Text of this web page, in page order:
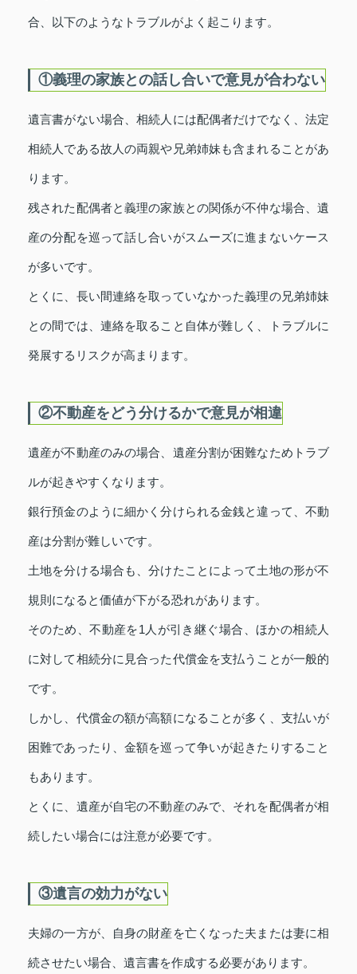
合、以下のようなトラブルがよく起こります。
①義理の家族との話し合いで意見が合わない
遺言書がない場合、相続人には配偶者だけでなく、法定
相続人である故人の両親や兄弟姉妹も含まれることがあ
ります。
残された配偶者と義理の家族との関係が不仲な場合、遺
産の分配を巡って話し合いがスムーズに進まないケース
が多いです。
とくに、長い間連絡を取っていなかった義理の兄弟姉妹
との間では、連絡を取ること自体が難しく、トラブルに
発展するリスクが高まります。
②不動産をどう分けるかで意見が相違
遺産が不動産のみの場合、遺産分割が困難なためトラブ
ルが起きやすくなります。
銀行預金のように細かく分けられる金銭と違って、不動
産は分割が難しいです。
土地を分ける場合も、分けたことによって土地の形が不
規則になると価値が下がる恐れがあります。
そのため、不動産を1人が引き継ぐ場合、ほかの相続人
に対して相続分に見合った代償金を支払うことが一般的
です。
しかし、代償金の額が高額になることが多く、支払いが
困難であったり、金額を巡って争いが起きたりすること
もあります。
とくに、遺産が自宅の不動産のみで、それを配偶者が相
続したい場合には注意が必要です。
③遺言の効力がない
夫婦の一方が、自身の財産を亡くなった夫または妻に相
続させたい場合、遺言書を作成する必要があります。